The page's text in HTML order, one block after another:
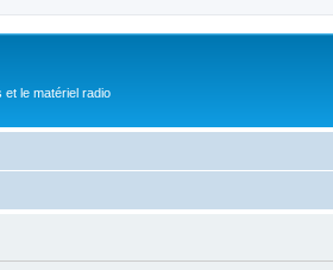
et le matériel radio